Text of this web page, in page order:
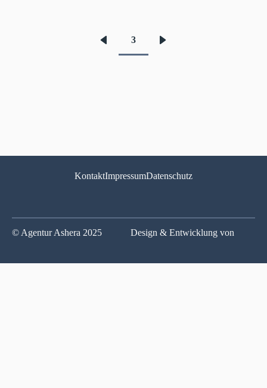
Vorherige
3
KontaktImpressumDatenschutz
© Agentur Ashera 2025 Design & Entwicklung von